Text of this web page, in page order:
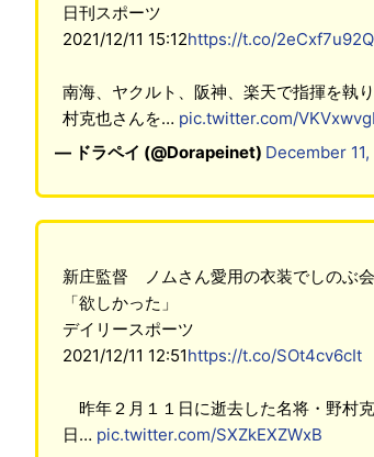
日刊スポーツ
2021/12/11 15:12https://t.co/2eCxf7u92Q
南海、ヤクルト、阪神、楽天で指揮を執
村克也さんを… pic.twitter.com/
— ドラペイ (@Dorapeinet) December 11,
新庄監督 ノムさん愛用の衣装でしのぶ
「欲しかった」
デイリースポーツ
2021/12/11 12:51https://t.co/SOt4cv6cIt
昨年２月１１日に逝去した名将・野村
日… pic.twitter.com/SXZkEXZWxB